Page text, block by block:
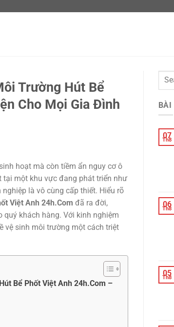
Trường Hút Bể
Cho Mọi Gia Đình
hoạt mà còn tiềm ẩn nguy cơ ô
một khu vực đang phát triển như
là vô cùng cấp thiết. Hiểu rõ
Việt Anh 24h.Com đã ra đời,
khách hàng. Với kinh nghiệm
vệ sinh môi trường một cách triệt
Bể Phốt Việt Anh 24h.Com –
BÀI
07
Th8
06
Th8
05
Th8